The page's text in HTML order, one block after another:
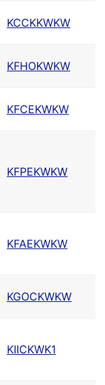
KCCKKWKW
KFHOKWKW
KFCEKWKW
KFPEKWKW
KFAEKWKW
KGOCKWKW
KIICKWK1